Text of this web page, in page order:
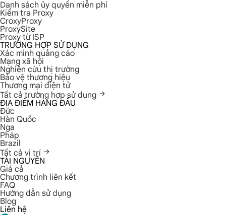
Danh sách ủy quyền miễn phí
Kiểm tra Proxy
CroxyProxy
ProxySite
Proxy từ ISP
TRƯỜNG HỢP SỬ DỤNG
Xác minh quảng cáo
Mạng xã hội
Nghiên cứu thị trường
Bảo vệ thương hiệu
Thương mại điện tử
Tất cả trường hợp sử dụng
ĐỊA ĐIỂM HÀNG ĐẦU
Đức
Hàn Quốc
Nga
Pháp
Brazil
Tất cả vị trí
TÀI NGUYÊN
Giá cả
Chương trình liên kết
FAQ
Hướng dẫn sử dụng
Blog
Liên hệ